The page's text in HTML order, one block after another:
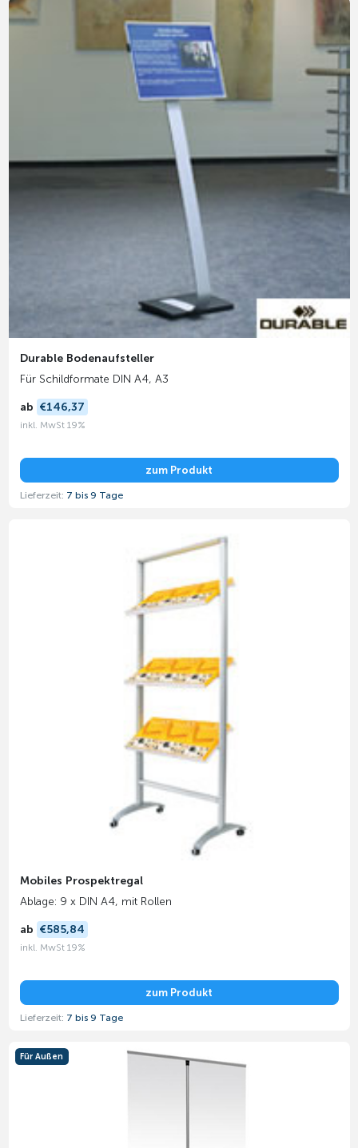
Durable Bodenaufsteller
Für Schildformate DIN A4, A3
ab €146,37
inkl. MwSt 19%
zum Produkt
Lieferzeit: 7 bis 9 Tage
Mobiles Prospektregal
Ablage: 9 x DIN A4, mit Rollen
ab €585,84
inkl. MwSt 19%
zum Produkt
Lieferzeit: 7 bis 9 Tage
Für Außen